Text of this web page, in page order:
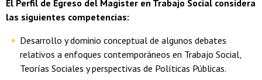
El Perfil de Egreso del Magister en Trabajo Social considera
las siguientes competencias:
Desarrollo y dominio conceptual de algunos debates
relativos a enfoques contemporáneos en Trabajo Social,
Teorías Sociales y perspectivas de Políticas Públicas.